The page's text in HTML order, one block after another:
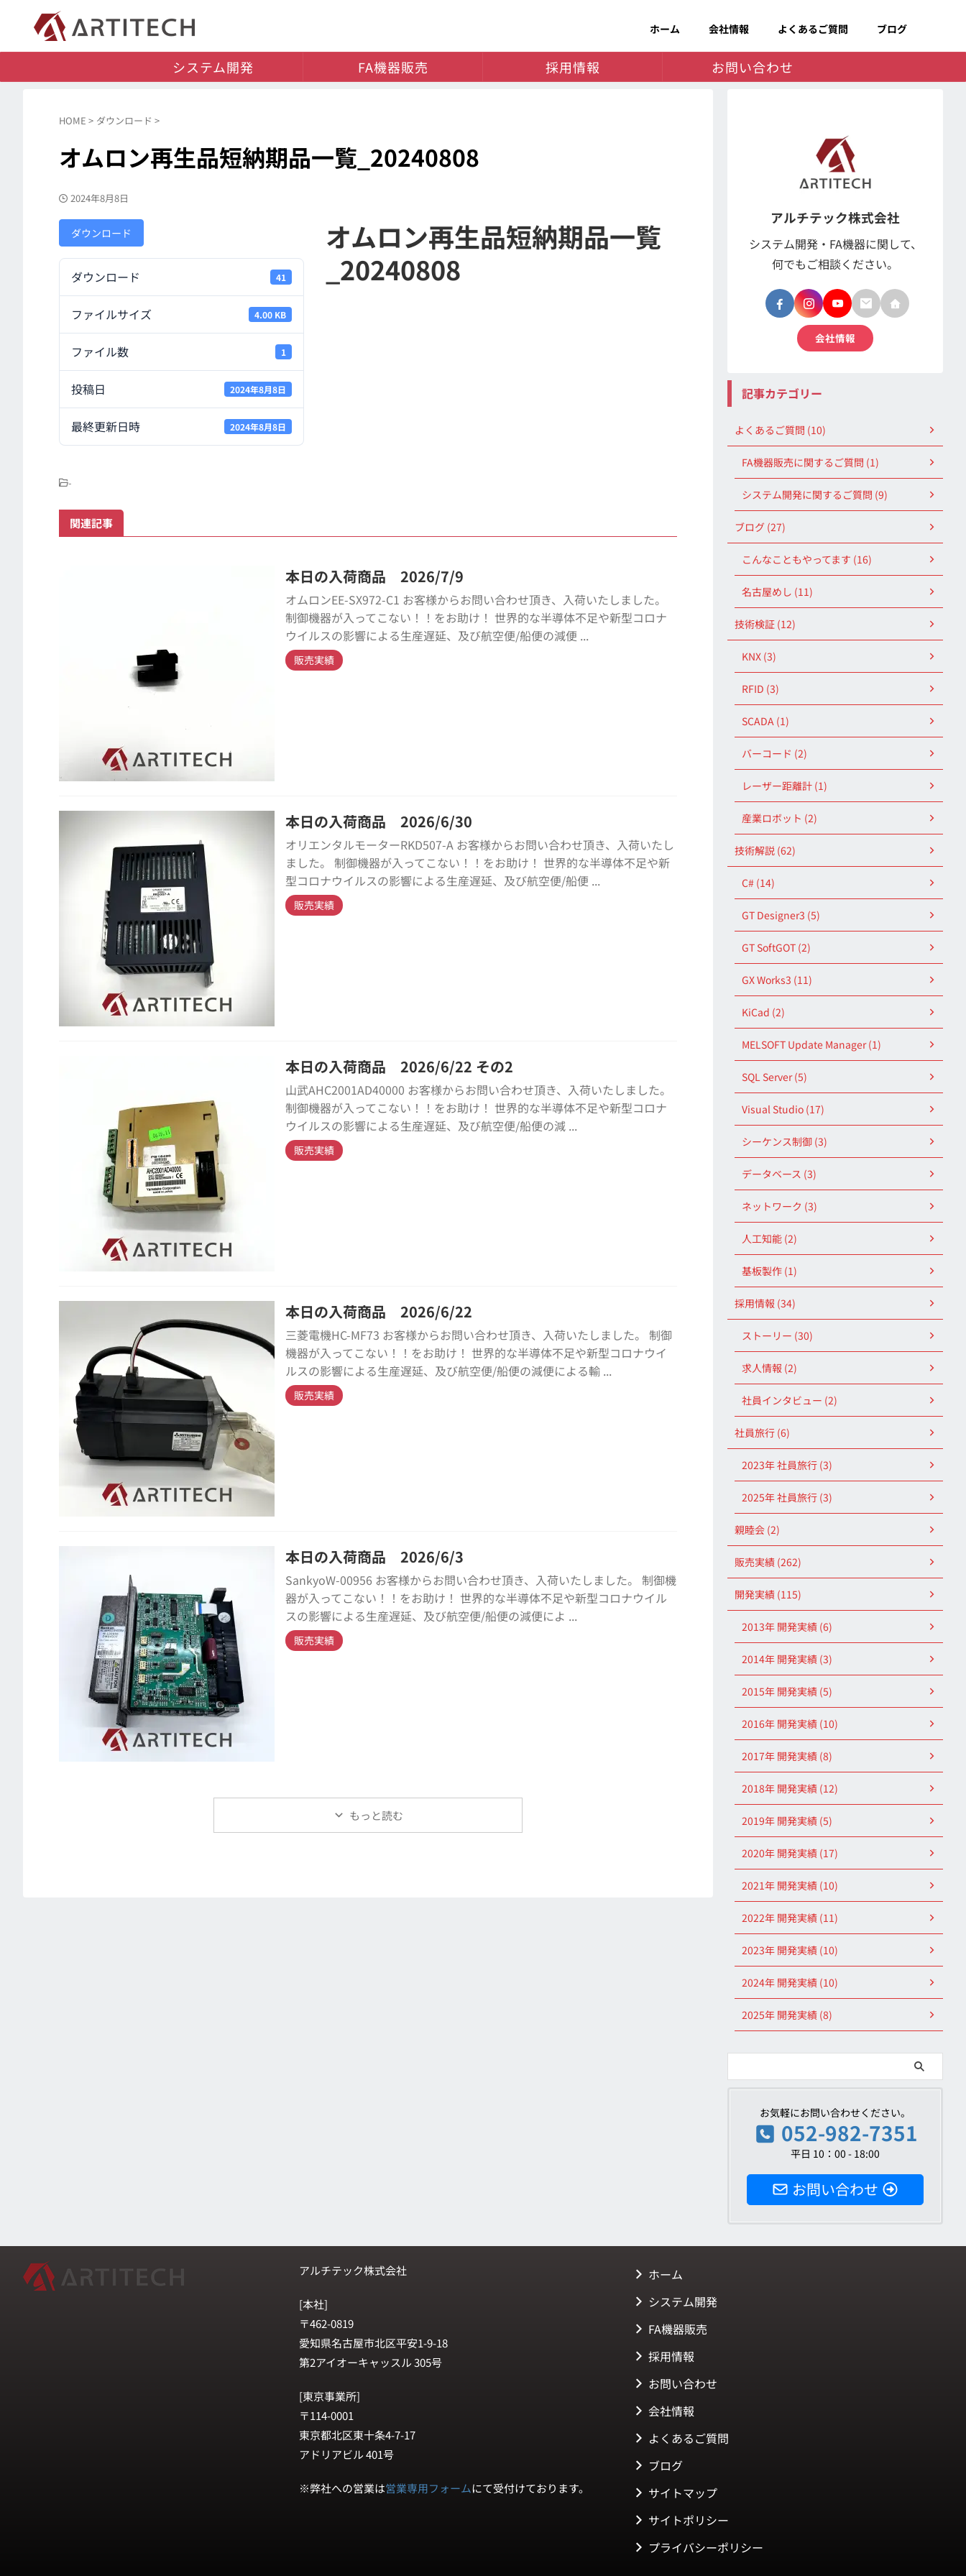
ホーム 会社情報 よくあるご質問 ブログ
システム開発 FA機器販売 採用情報 お問い合わせ
HOME > ダウンロード >
オムロン再生品短納期品一覧_20240808
2024年8月8日
ダウンロード
ダウンロード 41
ファイルサイズ 4.00 KB
ファイル数 1
投稿日 2024年8月8日
最終更新日時 2024年8月8日
オムロン再生品短納期品一覧
_20240808
-
関連記事
本日の入荷商品 2026/7/9
オムロンEE-SX972-C1 お客様からお問い合わせ頂き、入荷いたしました。
制御機器が入ってこない！！をお助け！ 世界的な半導体不足や新型コロナ
ウイルスの影響による生産遅延、及び航空便/船便の減便 ...
販売実績
本日の入荷商品 2026/6/30
オリエンタルモーターRKD507-A お客様からお問い合わせ頂き、入荷いたし
ました。 制御機器が入ってこない！！をお助け！ 世界的な半導体不足や新
型コロナウイルスの影響による生産遅延、及び航空便/船便 ...
販売実績
本日の入荷商品 2026/6/22 その2
山武AHC2001AD40000 お客様からお問い合わせ頂き、入荷いたしました。
制御機器が入ってこない！！をお助け！ 世界的な半導体不足や新型コロナ
ウイルスの影響による生産遅延、及び航空便/船便の減 ...
販売実績
本日の入荷商品 2026/6/22
三菱電機HC-MF73 お客様からお問い合わせ頂き、入荷いたしました。 制御
機器が入ってこない！！をお助け！ 世界的な半導体不足や新型コロナウイ
ルスの影響による生産遅延、及び航空便/船便の減便による輸 ...
販売実績
本日の入荷商品 2026/6/3
SankyoW-00956 お客様からお問い合わせ頂き、入荷いたしました。 制御機
器が入ってこない！！をお助け！ 世界的な半導体不足や新型コロナウイル
スの影響による生産遅延、及び航空便/船便の減便によ ...
販売実績
もっと読む
アルチテック株式会社
システム開発・FA機器に関して、
何でもご相談ください。
会社情報
記事カテゴリー
よくあるご質問 (10)
FA機器販売に関するご質問 (1)
システム開発に関するご質問 (9)
ブログ (27)
こんなこともやってます (16)
名古屋めし (11)
技術検証 (12)
KNX (3)
RFID (3)
SCADA (1)
バーコード (2)
レーザー距離計 (1)
産業ロボット (2)
技術解説 (62)
C# (14)
GT Designer3 (5)
GT SoftGOT (2)
GX Works3 (11)
KiCad (2)
MELSOFT Update Manager (1)
SQL Server (5)
Visual Studio (17)
シーケンス制御 (3)
データベース (3)
ネットワーク (3)
人工知能 (2)
基板製作 (1)
採用情報 (34)
ストーリー (30)
求人情報 (2)
社員インタビュー (2)
社員旅行 (6)
2023年 社員旅行 (3)
2025年 社員旅行 (3)
親睦会 (2)
販売実績 (262)
開発実績 (115)
2013年 開発実績 (6)
2014年 開発実績 (3)
2015年 開発実績 (5)
2016年 開発実績 (10)
2017年 開発実績 (8)
2018年 開発実績 (12)
2019年 開発実績 (5)
2020年 開発実績 (17)
2021年 開発実績 (10)
2022年 開発実績 (11)
2023年 開発実績 (10)
2024年 開発実績 (10)
2025年 開発実績 (8)
お気軽にお問い合わせください。
052-982-7351
平日 10：00 - 18:00
お問い合わせ
アルチテック株式会社
[本社]
〒462-0819
愛知県名古屋市北区平安1-9-18
第2アイオーキャッスル 305号
[東京事業所]
〒114-0001
東京都北区東十条4-7-17
アドリアビル 401号
※弊社への営業は営業専用フォームにて受付けております。
ホーム
システム開発
FA機器販売
採用情報
お問い合わせ
会社情報
よくあるご質問
ブログ
サイトマップ
サイトポリシー
プライバシーポリシー